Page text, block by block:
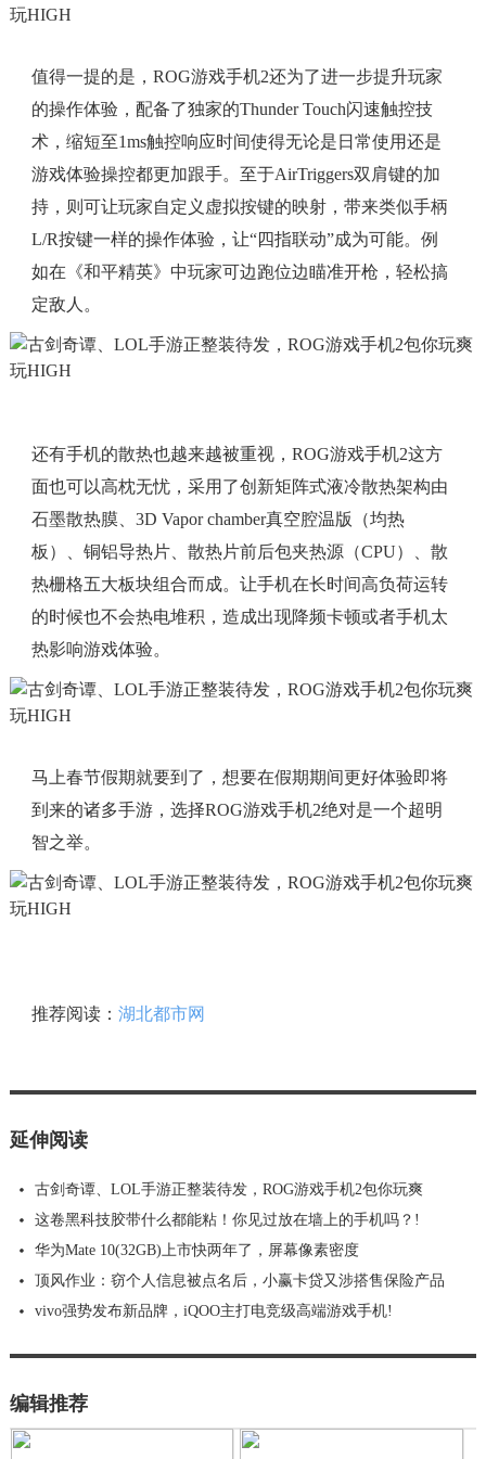
值得一提的是，ROG游戏手机2还为了进一步提升玩家
的操作体验，配备了独家的Thunder Touch闪速触控技
术，缩短至1ms触控响应时间使得无论是日常使用还是
游戏体验操控都更加跟手。至于AirTriggers双肩键的加
持，则可让玩家自定义虚拟按键的映射，带来类似手柄
L/R按键一样的操作体验，让“四指联动”成为可能。例
如在《和平精英》中玩家可边跑位边瞄准开枪，轻松搞
定敌人。
还有手机的散热也越来越被重视，ROG游戏手机2这方
面也可以高枕无忧，采用了创新矩阵式液冷散热架构由
石墨散热膜、3D Vapor chamber真空腔温版（均热
板）、铜铝导热片、散热片前后包夹热源（CPU）、散
热栅格五大板块组合而成。让手机在长时间高负荷运转
的时候也不会热电堆积，造成出现降频卡顿或者手机太
热影响游戏体验。
马上春节假期就要到了，想要在假期期间更好体验即将
到来的诸多手游，选择ROG游戏手机2绝对是一个超明
智之举。
推荐阅读： 湖北都市网
延伸阅读
古剑奇谭、LOL手游正整装待发，ROG游戏手机2包你玩爽
这卷黑科技胶带什么都能粘！你见过放在墙上的手机吗？!
华为Mate 10(32GB)上市快两年了，屏幕像素密度
​顶风作业：窃个人信息被点名后，小赢卡贷又涉搭售保险产品
vivo强势发布新品牌，iQOO主打电竞级高端游戏手机!
编辑推荐